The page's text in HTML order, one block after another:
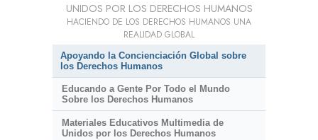
UNIDOS POR LOS DERECHOS HUMANOS
HACIENDO DE LOS DERECHOS HUMANOS UNA
REALIDAD GLOBAL
Apoyando la Concienciación Global sobre
los Derechos Humanos
Educando a Gente Por Todo el Mundo
Sobre los Derechos Humanos
Materiales Educativos Multimedia de
Unidos por los Derechos Humanos